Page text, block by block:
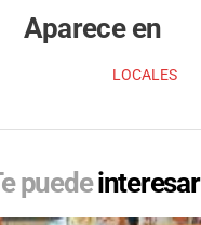
Aparece en
LOCALES
puedeinteresar